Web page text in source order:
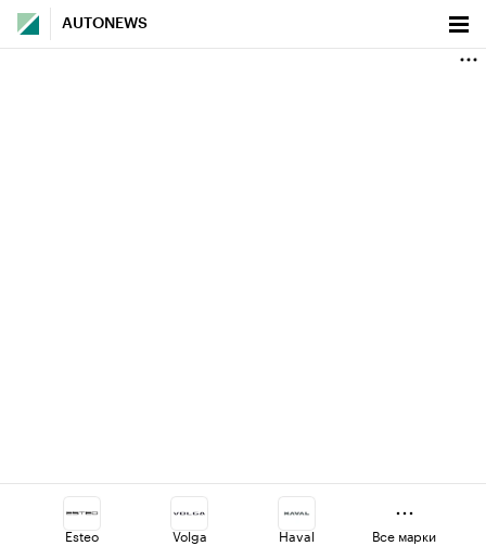
AUTONEWS
Esteo Volga Haval Все марки